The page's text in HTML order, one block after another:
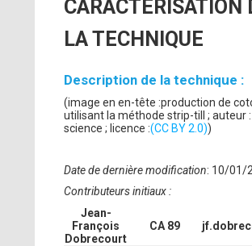
CARACTÉRISATION
LA TECHNIQUE
Description de la technique :
(image en en-tête :production de
utilisant la méthode strip-till ; auteur :
science ; licence :(CC BY 2.0))
Date de dernière modification: 10/01/
Contributeurs initiaux :
Jean-
François
Dobrecourt
CA 89